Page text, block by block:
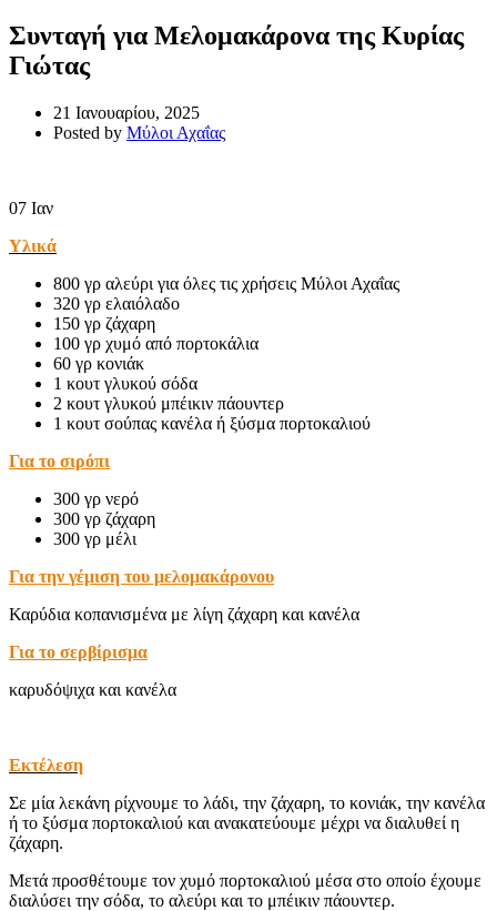
Συνταγή για Μελομακάρονα της Κυρίας
Γιώτας
21 Ιανουαρίου, 2025
Posted by Μύλοι Αχαΐας
07 Ιαν
Υλικά
800 γρ αλεύρι για όλες τις χρήσεις Μύλοι Αχαΐας
320 γρ ελαιόλαδο
150 γρ ζάχαρη
100 γρ χυμό από πορτοκάλια
60 γρ κονιάκ
1 κουτ γλυκού σόδα
2 κουτ γλυκού μπέικιν πάουντερ
1 κουτ σούπας κανέλα ή ξύσμα πορτοκαλιού
Για το σιρόπι
300 γρ νερό
300 γρ ζάχαρη
300 γρ μέλι
Για την γέμιση του μελομακάρονου
Καρύδια κοπανισμένα με λίγη ζάχαρη και κανέλα
Για το σερβίρισμα
καρυδόψιχα και κανέλα
Εκτέλεση
Σε μία λεκάνη ρίχνουμε το λάδι, την ζάχαρη, το κονιάκ, την κανέλα
ή το ξύσμα πορτοκαλιού και ανακατεύουμε μέχρι να διαλυθεί η
ζάχαρη.
Μετά προσθέτουμε τον χυμό πορτοκαλιού μέσα στο οποίο έχουμε
διαλύσει την σόδα, το αλεύρι και το μπέικιν πάουντερ.